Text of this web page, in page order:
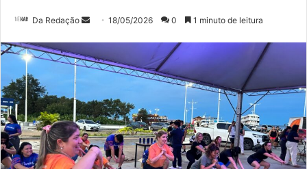
Da Redação
Mande
e-
mail
18/05/2026 0 1 minuto de leitura